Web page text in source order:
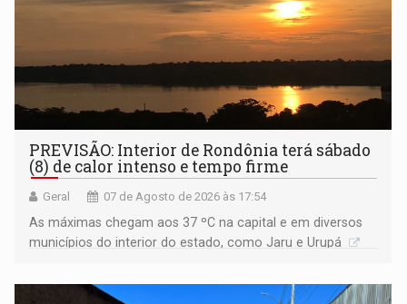
PREVISÃO: Interior de Rondônia terá sábado
(8) de calor intenso e tempo firme
Geral 07 de Agosto de 2026 às 17:54
As máximas chegam aos 37 ºC na capital e em diversos
municípios do interior do estado, como Jaru e Urupá